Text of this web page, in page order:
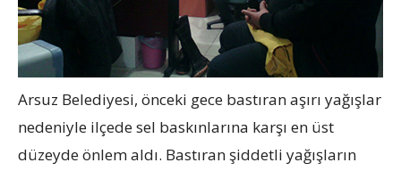
Arsuz Belediyesi, önceki gece bastıran aşırı yağışlar
nedeniyle ilçede sel baskınlarına karşı en üst
düzeyde önlem aldı. Bastıran şiddetli yağışların